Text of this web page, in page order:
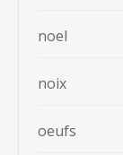
noel
noix
oeufs